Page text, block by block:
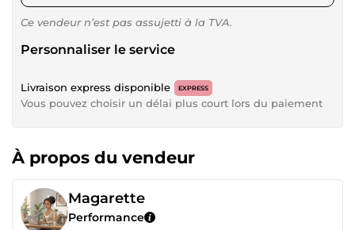
Ce vendeur n’est pas assujetti à la TVA.
Personnaliser le service
Livraison express disponible EXPRESS
Vous pouvez choisir un délai plus court lors du paiement
À propos du vendeur
Magarette
Performance